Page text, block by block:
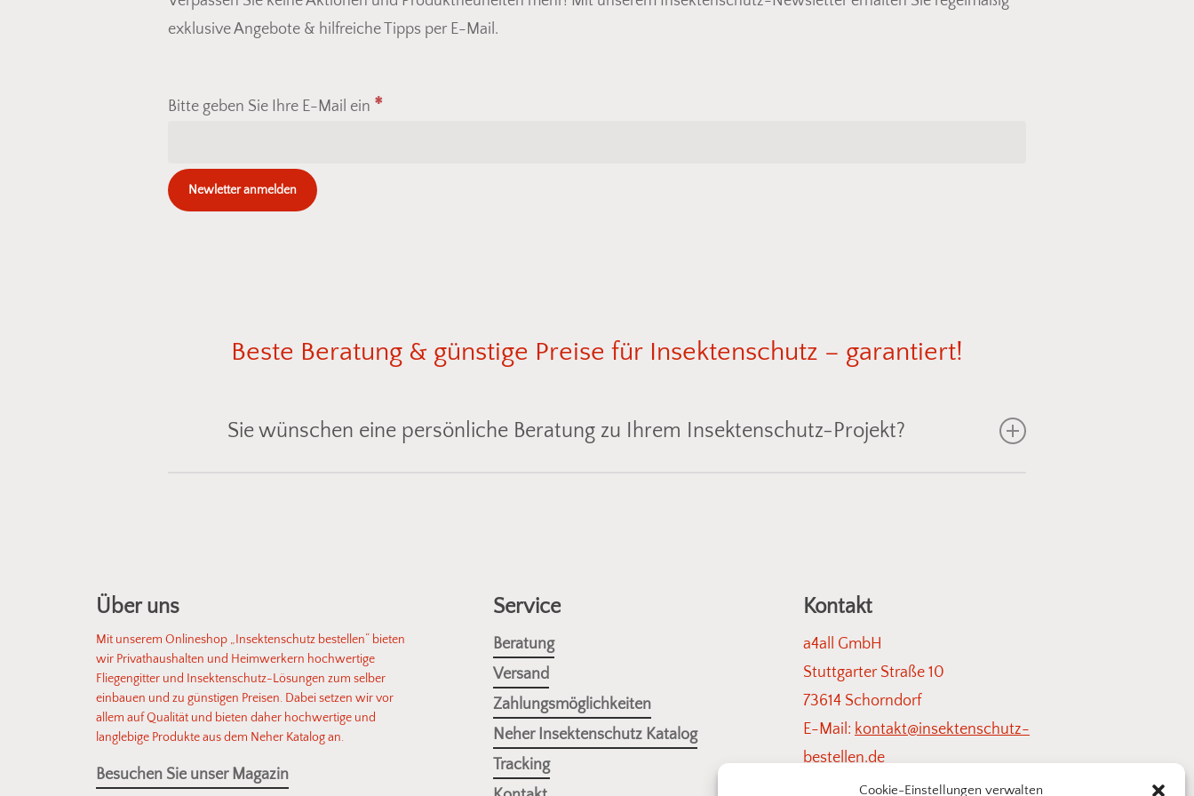
Cookie-Einstellungen verwalten
exklusive Angebote & hilfreiche Tipps per E-Mail.
Bitte geben Sie Ihre E-Mail ein *
Beste Beratung & günstige Preise für Insektenschutz – garantiert!
Sie wünschen eine persönliche Beratung zu Ihrem Insektenschutz-Projekt?
Über uns
Mit unserem Onlineshop „Insektenschutz bestellen“ bieten
wir Privathaushalten und Heimwerkern hochwertige
Fliegengitter und Insektenschutz-Lösungen zum selber
einbauen und zu günstigen Preisen. Dabei setzen wir vor
allem auf Qualität und bieten daher hochwertige und
langlebige Produkte aus dem Neher Katalog an.
Besuchen Sie unser Magazin
Service
Beratung
Versand
Zahlungsmöglichkeiten
Neher Insektenschutz Katalog
Tracking
Kontakt
a4all GmbH
Stuttgarter Straße 10
73614 Schorndorf
E-Mail: kontakt@insektenschutz-
bestellen.de